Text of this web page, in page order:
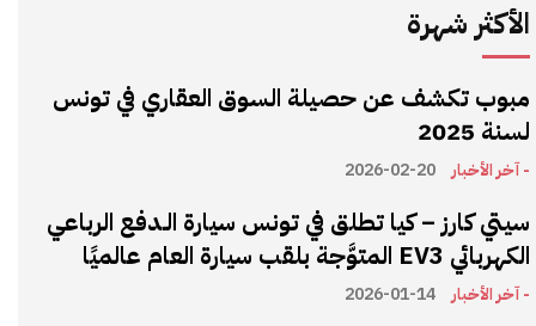
الأكثر شهرة
مبوب تكشف عن حصيلة السوق العقاري في تونس
لسنة 2025
- آخر الأخبار 2026-02-20
سيتي كارز – كيا تطلق في تونس سيارة الـدفع الرباعي
الكهربائي EV3 المتوَّجة بلقب سيارة العام عالميًا
- آخر الأخبار 2026-01-14